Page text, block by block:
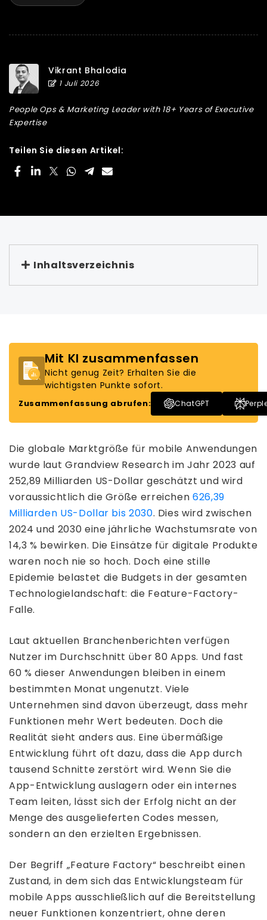
Vikrant Bhalodia
1 Juli 2026
People Ops & Marketing Leader with 18+ Years of Executive
Expertise
Teilen Sie diesen Artikel:
Inhaltsverzeichnis
Mit KI zusammenfassen
Nicht genug Zeit? Erhalten Sie die
wichtigsten Punkte sofort.
Zusammenfassung abrufen: ChatGPT
Die globale Marktgröße für mobile Anwendungen
wurde laut Grandview Research im Jahr 2023 auf
252,89 Milliarden US-Dollar geschätzt und wird
voraussichtlich die Größe erreichen626,39
Milliarden US-Dollar bis 2030. Dies wird zwischen
2024 und 2030 eine jährliche Wachstumsrate von
14,3 % bewirken. Die Einsätze für digitale Produkte
waren noch nie so hoch. Doch eine stille
Epidemie belastet die Budgets in der gesamten
Technologielandschaft: die Feature-Factory-
Falle.
Laut aktuellen Branchenberichten verfügen
Nutzer im Durchschnitt über 80 Apps. Und fast
60 % dieser Anwendungen bleiben in einem
bestimmten Monat ungenutzt. Viele
Unternehmen sind davon überzeugt, dass mehr
Funktionen mehr Wert bedeuten. Doch die
Realität sieht anders aus. Eine übermäßige
Entwicklung führt oft dazu, dass die App durch
tausend Schnitte zerstört wird. Wenn Sie die
App-Entwicklung auslagern oder ein internes
Team leiten, lässt sich der Erfolg nicht an der
Menge des ausgelieferten Codes messen,
sondern an den erzielten Ergebnissen.
Der Begriff „Feature Factory“ beschreibt einen
Zustand, in dem sich das Entwicklungsteam für
mobile Apps ausschließlich auf die Bereitstellung
neuer Funktionen konzentriert, ohne deren